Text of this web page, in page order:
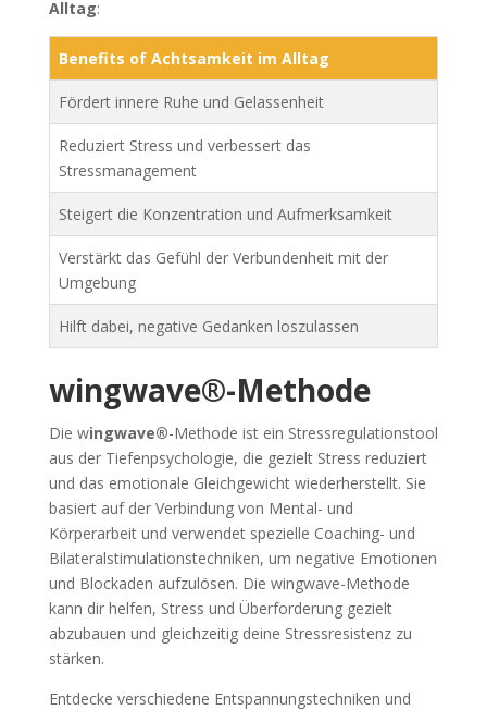
Alltag:
Benefits of Achtsamkeit im Alltag
Fördert innere Ruhe und Gelassenheit
Reduziert Stress und verbessert das
Stressmanagement
Steigert die Konzentration und Aufmerksamkeit
Verstärkt das Gefühl der Verbundenheit mit der
Umgebung
Hilft dabei, negative Gedanken loszulassen
wingwave®-Methode
Die wingwave®-Methode ist ein Stressregulationstool
aus der Tiefenpsychologie, die gezielt Stress reduziert
und das emotionale Gleichgewicht wiederherstellt. Sie
basiert auf der Verbindung von Mental- und
Körperarbeit und verwendet spezielle Coaching- und
Bilateralstimulationstechniken, um negative Emotionen
und Blockaden aufzulösen. Die wingwave-Methode
kann dir helfen, Stress und Überforderung gezielt
abzubauen und gleichzeitig deine Stressresistenz zu
stärken.
Entdecke verschiedene Entspannungstechniken und